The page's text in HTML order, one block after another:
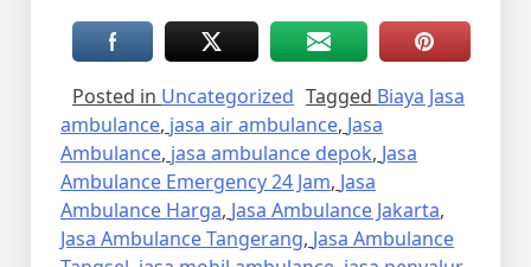
Posted in Uncategorized Tagged Biaya Jasa
ambulance, jasa air ambulance, Jasa
Ambulance, jasa ambulance depok, Jasa
Ambulance Emergency 24 Jam, Jasa
Ambulance Harga, Jasa Ambulance Jakarta,
Jasa Ambulance Tangerang, Jasa Ambulance